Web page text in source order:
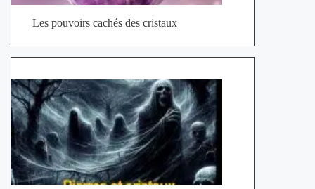
Les pouvoirs cachés des cristaux